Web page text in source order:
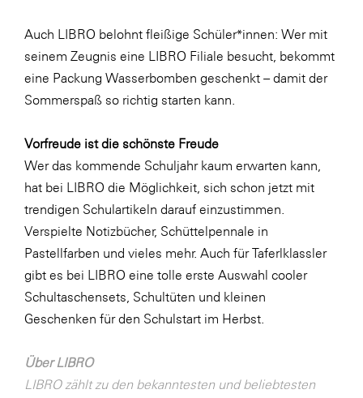
GBV - Verband gemeinnütziger
Bauvereinigungen
Getzner Werkstoffe
ikp
JELD-WEN DANA
kosaplaner
Libro
Lidl Österreich
Die Menü-Manufaktur
MTH Retail Group
Auch LIBRO belohnt fleißige Schüler*innen: Wer mit
seinem Zeugnis eine LIBRO Filiale besucht, bekommt
eine Packung Wasserbomben geschenkt – damit der
Sommerspaß so richtig starten kann.
Vorfreude ist die schönste Freude
Wer das kommende Schuljahr kaum erwarten kann,
hat bei LIBRO die Möglichkeit, sich schon jetzt mit
trendigen Schulartikeln darauf einzustimmen.
Verspielte Notizbücher, Schüttelpennale in
Pastellfarben und vieles mehr. Auch für Taferlklassler
gibt es bei LIBRO eine tolle erste Auswahl cooler
Schultaschensets, Schultüten und kleinen
Geschenken für den Schulstart im Herbst.
Über LIBRO
LIBRO zählt zu den bekanntesten und beliebtesten